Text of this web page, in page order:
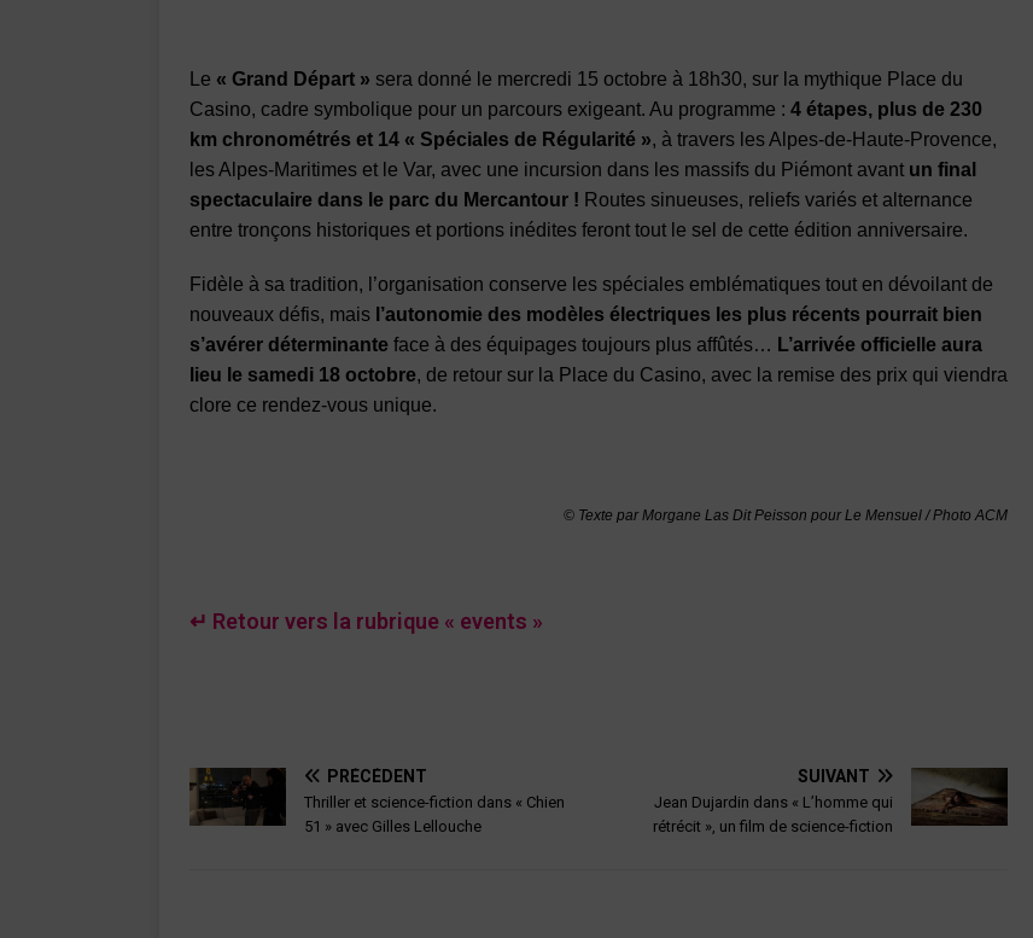
Le « Grand Départ » sera donné le mercredi 15 octobre à 18h30, sur la mythique Place du
Casino, cadre symbolique pour un parcours exigeant. Au programme : 4 étapes, plus de 230
km chronométrés et 14 « Spéciales de Régularité », à travers les Alpes-de-Haute-Provence,
les Alpes-Maritimes et le Var, avec une incursion dans les massifs du Piémont avant un final
spectaculaire dans le parc du Mercantour ! Routes sinueuses, reliefs variés et alternance
entre tronçons historiques et portions inédites feront tout le sel de cette édition anniversaire.
Fidèle à sa tradition, l’organisation conserve les spéciales emblématiques tout en dévoilant de
nouveaux défis, mais l’autonomie des modèles électriques les plus récents pourrait bien
s’avérer déterminante face à des équipages toujours plus affûtés… L’arrivée officielle aura
lieu le samedi 18 octobre, de retour sur la Place du Casino, avec la remise des prix qui viendra
clore ce rendez-vous unique.
© Texte parMorgane Las Dit Peisson pour Le Mensuel / Photo ACM
↵ Retour vers la rubrique « events »
PRÉCÉDENT
Thriller et science-fiction dans « Chien
51 » avec Gilles Lellouche
SUIVANT
Jean Dujardin dans « L’homme qui
rétrécit », un film de science-fiction